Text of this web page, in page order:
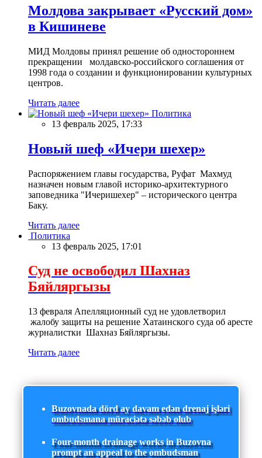
Молдова закрывает «Русский дом»
в Кишиневе
МИД Молдовы принял решение об одностороннем
прекращении молдавско-российского соглашения от
1998 года о создании и функционировании культурных
центров.
Читать далее
Политика
13 февраль 2025, 17:33
Новый шеф «Ичери шехер»
Распоряжением главы государства, Руфат Махмуд
назначен новым главой историко-архитектурного
заповедника "Ичеришехер" – исторического центра
Баку.
Читать далее
Политика
13 февраль 2025, 17:01
Суд не освободил Шахназ
Бяйляргызы
13 февраля Апелляционный суд не удовлетворил
жалобу защиты на решение Хатаинского суда об аресте
журналистки Шахназ Бяйляргызы.
Читать далее
Buzovnada dörd ay davam edən drenaj işləri
ombudsmana müraciətə səbəb olub
Four-month drainage works in Buzovna
prompt an appeal to the ombudsman